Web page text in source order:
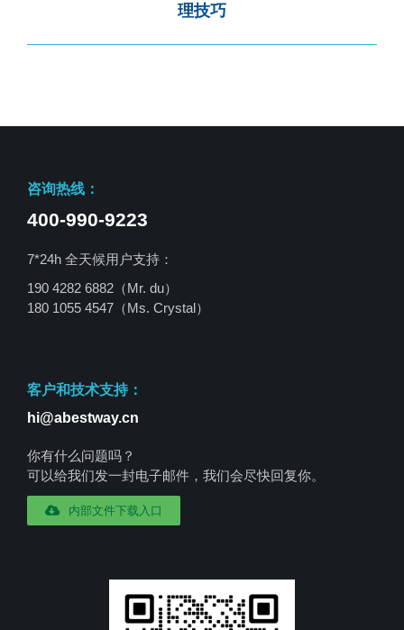
理技巧
咨询热线：
400-990-9223
7*24h 全天候用户支持：
190 4282 6882（Mr. du）
180 1055 4547 （Ms. Crystal）
客户和技术支持：
hi@abestway.cn
你有什么问题吗？
可以给我们发一封电子邮件，我们会尽快回复你。
内部文件下载入口